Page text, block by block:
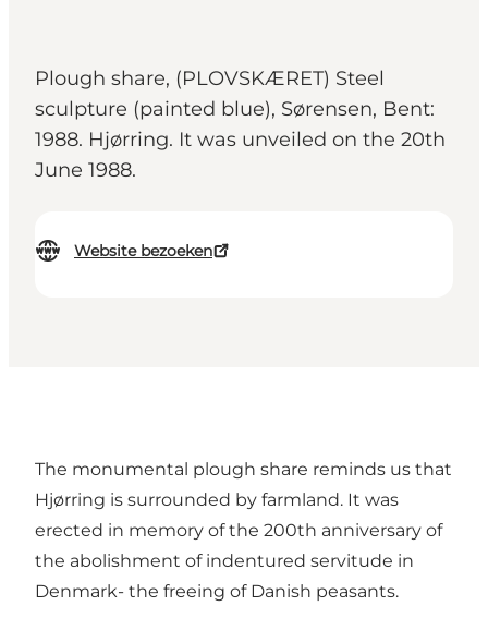
Plough share, (PLOVSKÆRET) Steel
sculpture (painted blue), Sørensen, Bent:
1988. Hjørring. It was unveiled on the 20th
June 1988.
Website bezoeken
The monumental plough share reminds us that
Hjørring is surrounded by farmland. It was
erected in memory of the 200th anniversary of
the abolishment of indentured servitude in
Denmark- the freeing of Danish peasants.